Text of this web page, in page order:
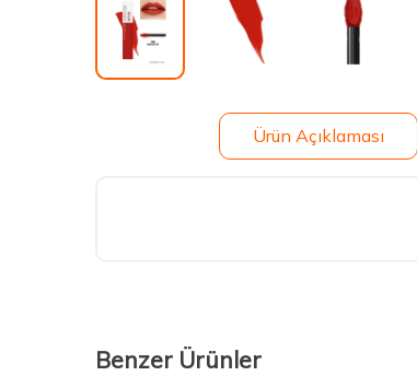
Ürün Açıklaması
Benzer Ürünler